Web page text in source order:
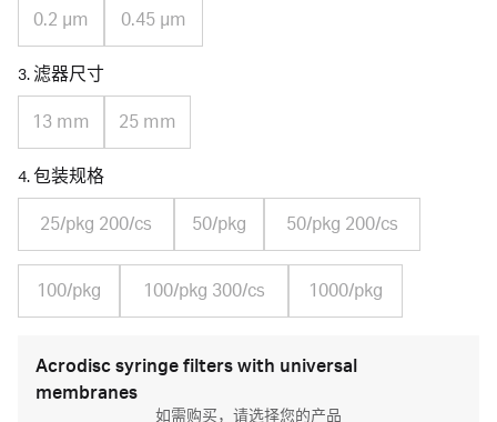
0.2 μm 0.45 µm
3. 滤器尺寸
13 mm 25 mm
4. 包装规格
25/pkg 200/cs 50/pkg 50/pkg 200/cs
100/pkg 100/pkg 300/cs 1000/pkg
Acrodisc syringe filters with universal
membranes
如需购买，请选择您的产品